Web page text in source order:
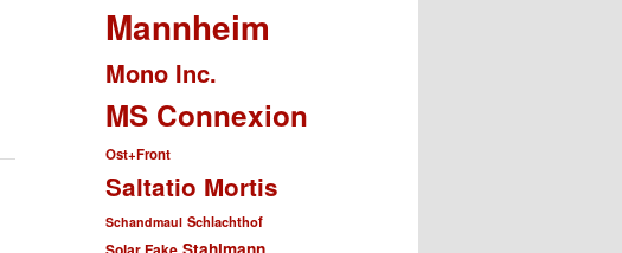
Mannheim
Mono Inc.
MS Connexion
Ost+Front
Saltatio Mortis
Schandmaul Schlachthof